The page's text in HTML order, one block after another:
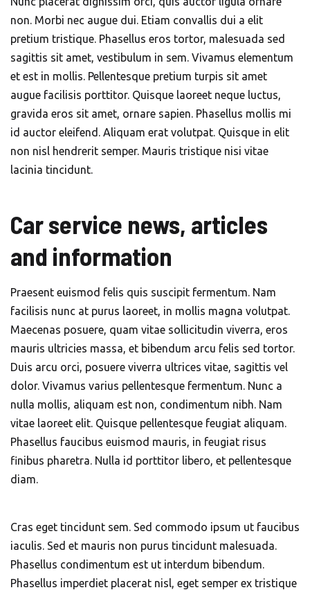
non. Morbi nec augue dui. Etiam convallis dui a elit
pretium tristique. Phasellus eros tortor, malesuada sed
sagittis sit amet, vestibulum in sem. Vivamus elementum
et est in mollis. Pellentesque pretium turpis sit amet
augue facilisis porttitor. Quisque laoreet neque luctus,
gravida eros sit amet, ornare sapien. Phasellus mollis mi
id auctor eleifend. Aliquam erat volutpat. Quisque in elit
non nisl hendrerit semper. Mauris tristique nisi vitae
lacinia tincidunt.
Car service news, articles
and information
Praesent euismod felis quis suscipit fermentum. Nam
facilisis nunc at purus laoreet, in mollis magna volutpat.
Maecenas posuere, quam vitae sollicitudin viverra, eros
mauris ultricies massa, et bibendum arcu felis sed tortor.
Duis arcu orci, posuere viverra ultrices vitae, sagittis vel
dolor. Vivamus varius pellentesque fermentum. Nunc a
nulla mollis, aliquam est non, condimentum nibh. Nam
vitae laoreet elit. Quisque pellentesque feugiat aliquam.
Phasellus faucibus euismod mauris, in feugiat risus
finibus pharetra. Nulla id porttitor libero, et pellentesque
diam.
Cras eget tincidunt sem. Sed commodo ipsum ut faucibus
iaculis. Sed et mauris non purus tincidunt malesuada.
Phasellus condimentum est ut interdum bibendum.
Phasellus imperdiet placerat nisl, eget semper ex tristique